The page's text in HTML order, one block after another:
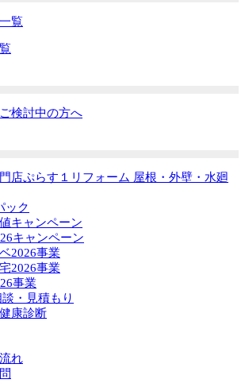
覧
検討中の方へ
店ぷらす１リフォーム 屋根・外壁・水廻
ック
キャンペーン
キャンペーン
2026事業
2026事業
事業
・見積もり
康診断
れ